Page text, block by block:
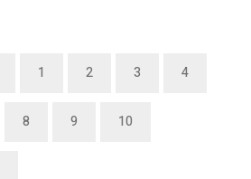
1 2 3 4
8 9 10